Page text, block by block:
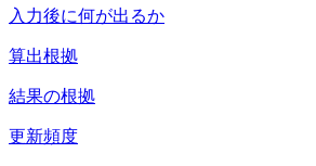
入力後に何が出るか
算出根拠
結果の根拠
更新頻度